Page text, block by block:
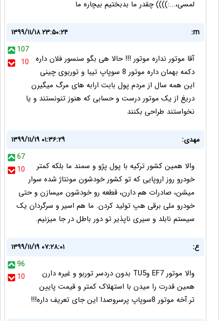
لمسی،...:)))) چقدر ما بدبختیم بیچاره ما
m:
۱۳۹۹/۱۱/۱۸ ۲۳:۵۰:۲۴
107
10
آقا موتور نداره موتور !!! حالا هی بگو سنسور فلان داره
دکمه بهمان داره موتور 8 سوپاپ تیبا و توربوی چینی
این همه سال از مردم پول بابت ارابه های مرگ میگیرن
دریغ از یک موتور درست و حسابی که هنوز تنونستند و یا
نخواستند طراحی بکنند
مهدی:
۱۳۹۹/۱۱/۱۹ ۰۱:۳۶:۲۹
67
10
والا همین کشور ترکیه با پول پژو و سمند ما بلکه کمتر
خودرو روز اروپایی که تو کشور خودشون مونتاژ شده سوار
میشن، صادرات هم دارن، قطعه رو خودشون میسازن و حتی
خودرو ملی برقی هپ تولید کردن. ما هم اسیر و سرگردان یک
سیستم نابلد و سیری ناپذیر تو دور باطل در جا میزنیم.
ع:
۱۳۹۹/۱۱/۱۹ ۰۷:۲۸:۰۱
96
10
والا موتور EF7 وTU5 بدون دردسر توربو و غیره دارن
همین قدرت را میدن با استهلاک کمتر و قیمت پایین
تر.آخه موتور 8سوپاپ پرسروصدا این جای تعریف داره!!!